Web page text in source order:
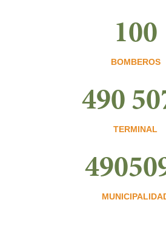
100
BOMBEROS
490
TERMINAL